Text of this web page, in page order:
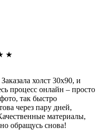
★
холст 30х90, и
процесс онлайн – просто
так быстро
через пару дней,
материалы,
обращусь снова!